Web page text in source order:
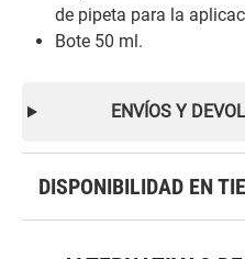
de pipeta para la
Bote 50 ml.
ENVÍOS Y
DISPONIBILIDAD EN